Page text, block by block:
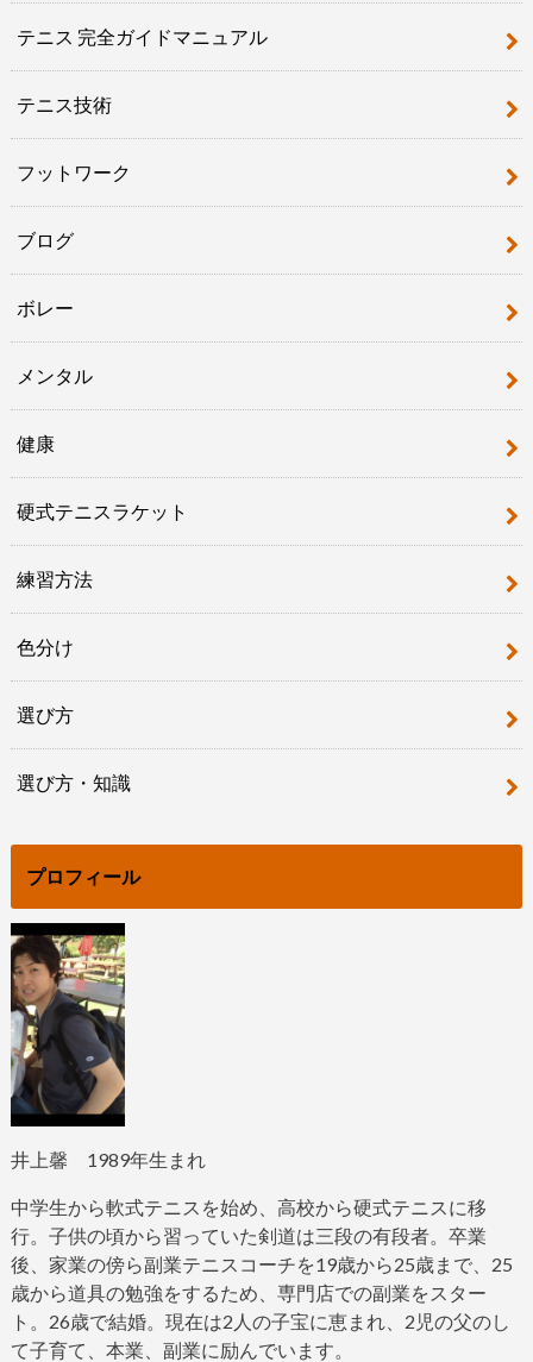
テニス 完全ガイドマニュアル
テニス技術
フットワーク
ブログ
ボレー
メンタル
健康
硬式テニスラケット
練習方法
色分け
選び方
選び方・知識
プロフィール
井上馨 1989年生まれ
中学生から軟式テニスを始め、高校から硬式テニスに移
行。子供の頃から習っていた剣道は三段の有段者。 卒業
後、家業の傍ら副業テニスコーチを19歳から25歳まで、 25
歳から道具の勉強をするため、専門店での副業をスター
ト。 26歳で結婚。現在は2 人の子宝に恵まれ、 2 児の父のし
て子育て、本業、副業に励んでいます。